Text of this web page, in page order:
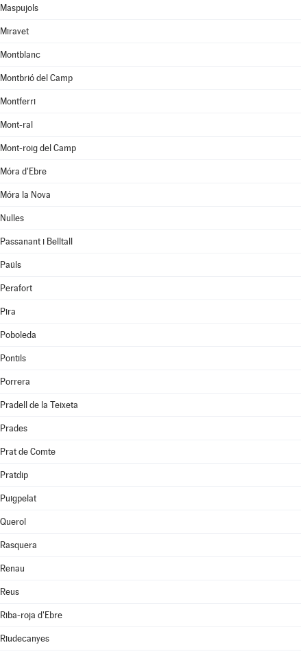
Maspujols
Miravet
Montblanc
Montbrió del Camp
Montferri
Mont-ral
Mont-roig del Camp
Móra d'Ebre
Móra la Nova
Nulles
Passanant i Belltall
Paüls
Perafort
Pira
Poboleda
Pontils
Porrera
Pradell de la Teixeta
Prades
Prat de Comte
Pratdip
Puigpelat
Querol
Rasquera
Renau
Reus
Riba-roja d'Ebre
Riudecanyes